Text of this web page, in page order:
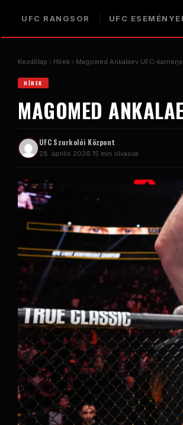
UFC RANGSOR UFC
Kezdőlap Hírek Magomed Ankalaev UFC-karrierje
HÍREK
MAGOMED
UFC Szurkolói Központ
28. április 2026.15 min olvasva